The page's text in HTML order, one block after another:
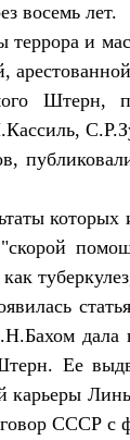
восемь лет.
и
дала
Ее
СССР с